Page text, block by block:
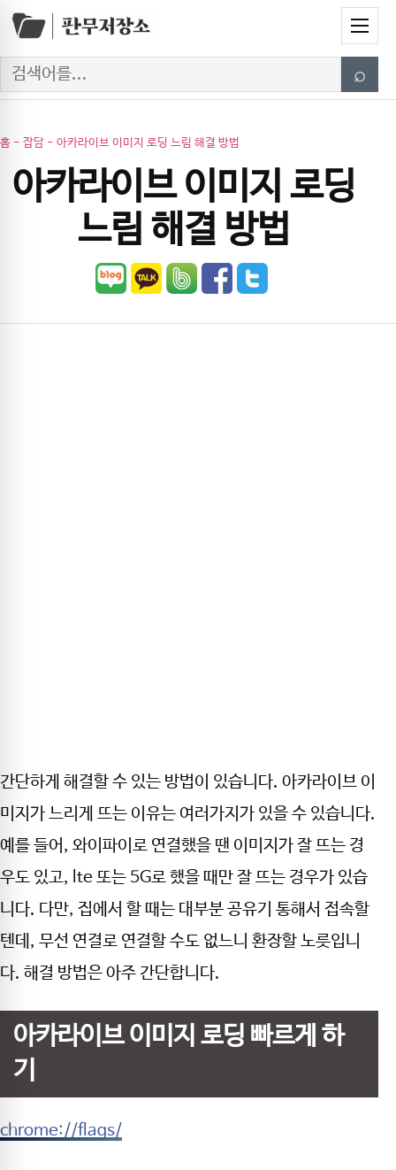
Skip to content
Menu
Search ⌕
홈 - 잡담 - 아카라이브 이미지 로딩 느림 해결 방법
아카라이브 이미지 로딩
느림 해결 방법
간단하게 해결할 수 있는 방법이 있습니다. 아카라이브 이
미지가 느리게 뜨는 이유는 여러가지가 있을 수 있습니다.
예를 들어, 와이파이로 연결했을 땐 이미지가 잘 뜨는 경
우도 있고, lte 또는 5G로 했을 때만 잘 뜨는 경우가 있습
니다. 다만, 집에서 할 때는 대부분 공유기 통해서 접속할
텐데, 무선 연결로 연결할 수도 없느니 환장할 노릇입니
다. 해결 방법은 아주 간단합니다.
아카라이브 이미지 로딩 빠르게 하
기
chrome://flags/